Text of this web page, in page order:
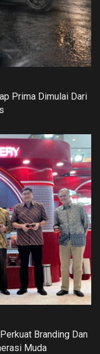
Prima Dimulai Dari
Branding Dan
Muda